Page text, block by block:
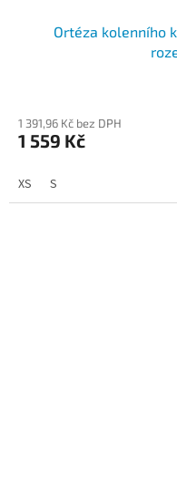
Ortéza kolenního
1 391,96 Kč bez DPH
1 559 Kč
XS S